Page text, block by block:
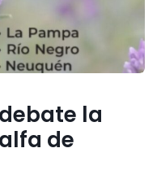
la
de